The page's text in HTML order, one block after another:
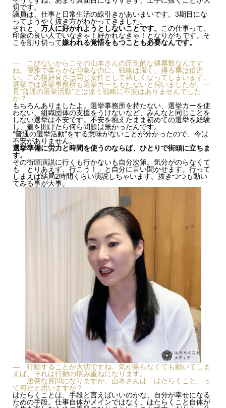
切です。
議員は、仕事と日常生活の線引きがあいまいです。3期目にな
ってようやく抜き方がわかってきました。
それと、 万人に好かれようとしないことです。 この仕事って、
印象の良い人でいなきゃ！好かれなきゃ！となりがちです。そ
こを割り切って嫌われる覚悟をもつことも必要なんです。
— こびないからこその山本さんの圧倒的な得票数なんです
ね。優雅で柔らかな印象なのに、戦略は潔く、得る票は倍近
い。この格好良さは同じ女性として嬉しくなってしまいます。
選挙では選挙事務所も選挙カーももたないと伺いましたが、一
見“普通の選挙活動”とは違う戦略に不安はありませんでした
か？
もちろんありましたよ。選挙事務所を持たない、選挙カーを使
わない、組織団体の支援をうけないなど、みんなと同じことを
しない選挙は不安です。不安を抱えたまま初めての選挙を経験
し、蓋を開けたら何ら問題は無かったんです。
“普通の選挙活動”をする意味がないことが分かったので、今は
不安がありません。
選挙準備に労力と時間を使うのならば、ひとりで街頭に立ちま
す。
その街頭演説に行くも行かないも自分次第。気分がのらなくて
も「とりあえず、行こう！」と自分に言い聞かせます。行って
しまえば結局2時間くらい演説しちゃいます。抜きつつも動い
てみる事が大事。
— 行動することが大切ですね。気が乗らなくても動いてしま
えば、それは行動の積み重ねになります。
唐突な質問になりますが、山本さんは「はたらくこと」っ
て何だと思いますか？
はたらくことは、手段と言えばいいのかな、自分が幸せになる
ための手段。仕事自体がメインではなく、はたらくこと自体が